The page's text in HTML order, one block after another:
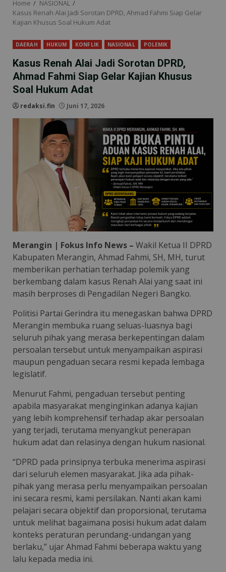
Home
NASIONAL
Kasus Renah Alai Jadi Sorotan DPRD, Ahmad Fahmi Siap Gelar
Kajian Khusus Soal Hukum Adat
DAERAH HUKUM KONFLIK NASIONAL POLEMIK
Kasus Renah Alai Jadi Sorotan DPRD,
Ahmad Fahmi Siap Gelar Kajian Khusus
Soal Hukum Adat
redaksi.fin Juni 17, 2026
Merangin | Fokus Info News – Wakil Ketua II DPRD
Kabupaten Merangin, Ahmad Fahmi, SH, MH, turut
memberikan perhatian terhadap polemik yang
berkembang dalam kasus Renah Alai yang saat ini
masih berproses di Pengadilan Negeri Bangko.
Politisi Partai Gerindra itu menegaskan bahwa DPRD
Merangin membuka ruang seluas-luasnya bagi
seluruh pihak yang merasa berkepentingan dalam
persoalan tersebut untuk menyampaikan aspirasi
maupun pengaduan secara resmi kepada lembaga
legislatif.
Menurut Fahmi, pengaduan tersebut penting
apabila masyarakat menginginkan adanya kajian
yang lebih komprehensif terhadap akar persoalan
yang terjadi, terutama menyangkut penerapan
hukum adat dan relasinya dengan hukum nasional.
“DPRD pada prinsipnya terbuka menerima aspirasi
dari seluruh elemen masyarakat. Jika ada pihak-
pihak yang merasa perlu menyampaikan persoalan
ini secara resmi, kami persilakan. Nanti akan kami
pelajari secara objektif dan proporsional, terutama
untuk melihat bagaimana posisi hukum adat dalam
konteks peraturan perundang-undangan yang
berlaku,” ujar Ahmad Fahmi beberapa waktu yang
lalu kepada media ini.